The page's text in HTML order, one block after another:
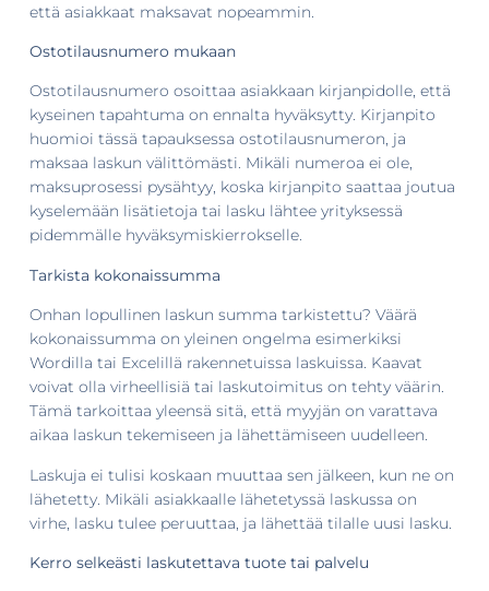
että asiakkaat maksavat nopeammin.
Ostotilausnumero mukaan
Ostotilausnumero osoittaa asiakkaan kirjanpidolle, että
kyseinen tapahtuma on ennalta hyväksytty. Kirjanpito
huomioi tässä tapauksessa ostotilausnumeron, ja
maksaa laskun välittömästi. Mikäli numeroa ei ole,
maksuprosessi pysähtyy, koska kirjanpito saattaa joutua
kyselemään lisätietoja tai lasku lähtee yrityksessä
pidemmälle hyväksymiskierrokselle.
Tarkista kokonaissumma
Onhan lopullinen laskun summa tarkistettu? Väärä
kokonaissumma on yleinen ongelma esimerkiksi
Wordilla tai Excelillä rakennetuissa laskuissa. Kaavat
voivat olla virheellisiä tai laskutoimitus on tehty väärin.
Tämä tarkoittaa yleensä sitä, että myyjän on varattava
aikaa laskun tekemiseen ja lähettämiseen uudelleen.
Laskuja ei tulisi koskaan muuttaa sen jälkeen, kun ne on
lähetetty. Mikäli asiakkaalle lähetetyssä laskussa on
virhe, lasku tulee peruuttaa, ja lähettää tilalle uusi lasku.
Kerro selkeästi laskutettava tuote tai palvelu